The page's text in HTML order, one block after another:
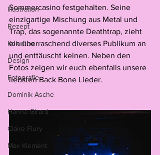
Illustration
Rezept
Kolumne
Design
Fotografie
Dominik Asche
Hanna Girard
Claire Flury
Max Klement
Sommercasino festgehalten. Seine
einzigartige Mischung aus Metal und
Trap, das sogenannte Deathtrap, zieht
ein überraschend diverses Publikum an
und enttäuscht keinen. Neben den
Fotos zeigen wir euch ebenfalls unsere
liebsten Back Bone Lieder.